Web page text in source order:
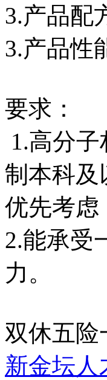
3.产品配
3.产品性
要求：
1.高分
制本科及
优先考虑
2.能承受
力。
双休五险
新金坛人